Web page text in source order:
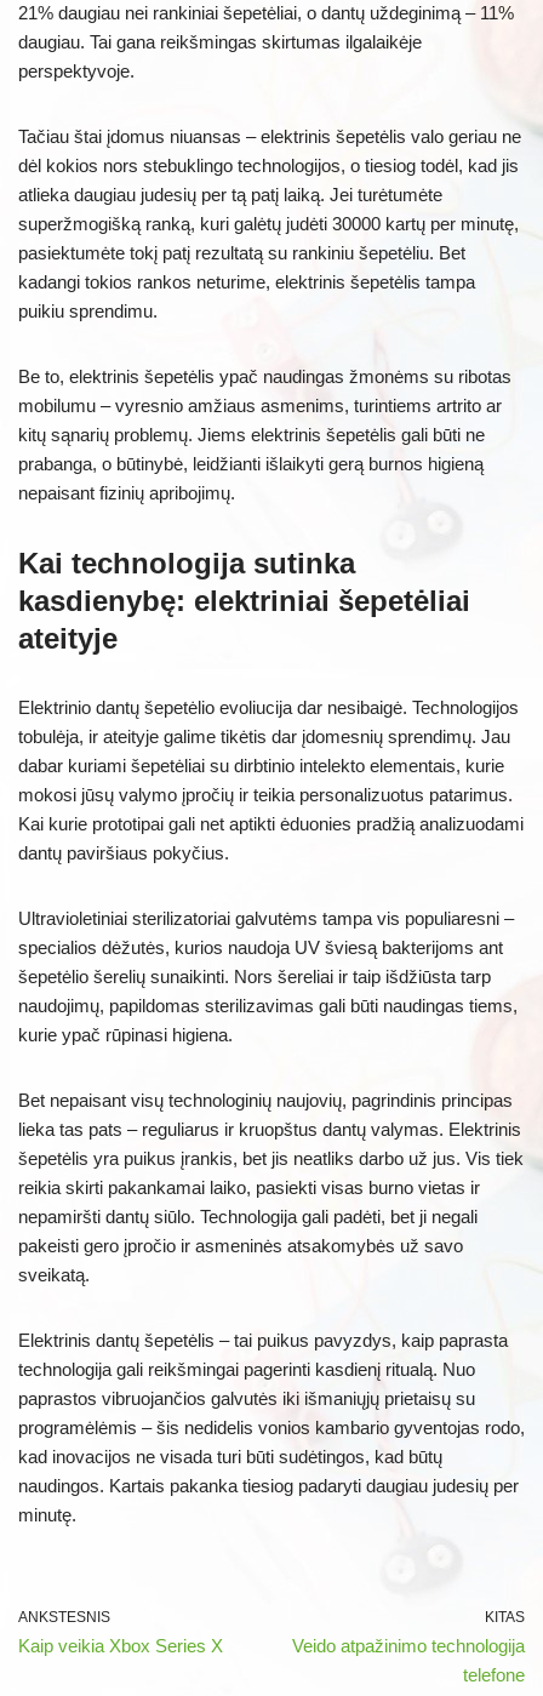
21% daugiau nei rankiniai šepetėliai, o dantų uždeginimą – 11%
daugiau. Tai gana reikšmingas skirtumas ilgalaikėje
perspektyvoje.
Tačiau štai įdomus niuansas – elektrinis šepetėlis valo geriau ne
dėl kokios nors stebuklingo technologijos, o tiesiog todėl, kad jis
atlieka daugiau judesių per tą patį laiką. Jei turėtumėte
superžmogišką ranką, kuri galėtų judėti 30000 kartų per minutę,
pasiektumėte tokį patį rezultatą su rankiniu šepetėliu. Bet
kadangi tokios rankos neturime, elektrinis šepetėlis tampa
puikiu sprendimu.
Be to, elektrinis šepetėlis ypač naudingas žmonėms su ribotas
mobilumu – vyresnio amžiaus asmenims, turintiems artrito ar
kitų sąnarių problemų. Jiems elektrinis šepetėlis gali būti ne
prabanga, o būtinybė, leidžianti išlaikyti gerą burnos higieną
nepaisant fizinių apribojimų.
Kai technologija sutinka
kasdienybę: elektriniai šepetėliai
ateityje
Elektrinio dantų šepetėlio evoliucija dar nesibaigė. Technologijos
tobulėja, ir ateityje galime tikėtis dar įdomesnių sprendimų. Jau
dabar kuriami šepetėliai su dirbtinio intelekto elementais, kurie
mokosi jūsų valymo įpročių ir teikia personalizuotus patarimus.
Kai kurie prototipai gali net aptikti ėduonies pradžią analizuodami
dantų paviršiaus pokyčius.
Ultravioletiniai sterilizatoriai galvutėms tampa vis populiaresni –
specialios dėžutės, kurios naudoja UV šviesą bakterijoms ant
šepetėlio šerelių sunaikinti. Nors šereliai ir taip išdžiūsta tarp
naudojimų, papildomas sterilizavimas gali būti naudingas tiems,
kurie ypač rūpinasi higiena.
Bet nepaisant visų technologinių naujovių, pagrindinis principas
lieka tas pats – reguliarus ir kruopštus dantų valymas. Elektrinis
šepetėlis yra puikus įrankis, bet jis neatliks darbo už jus. Vis tiek
reikia skirti pakankamai laiko, pasiekti visas burno vietas ir
nepamiršti dantų siūlo. Technologija gali padėti, bet ji negali
pakeisti gero įpročio ir asmeninės atsakomybės už savo
sveikatą.
Elektrinis dantų šepetėlis – tai puikus pavyzdys, kaip paprasta
technologija gali reikšmingai pagerinti kasdienį ritualą. Nuo
paprastos vibruojančios galvutės iki išmaniųjų prietaisų su
programėlėmis – šis nedidelis vonios kambario gyventojas rodo,
kad inovacijos ne visada turi būti sudėtingos, kad būtų
naudingos. Kartais pakanka tiesiog padaryti daugiau judesių per
minutę.
ANKSTESNIS
Kaip veikia Xbox Series X
KITAS
Veido atpažinimo technologija
telefone